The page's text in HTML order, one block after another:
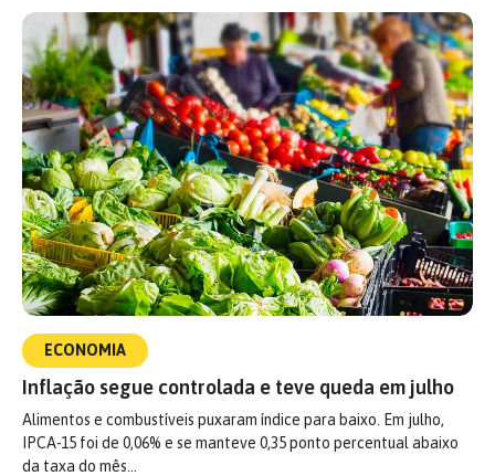
ECONOMIA
Inflação segue controlada e teve queda em julho
Alimentos e combustíveis puxaram índice para baixo. Em julho,
IPCA-15 foi de 0,06% e se manteve 0,35 ponto percentual abaixo
da taxa do mês…